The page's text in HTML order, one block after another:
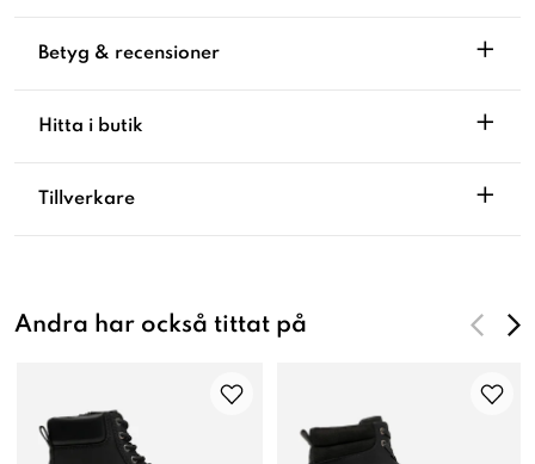
Betyg & recensioner +
Hitta i butik +
Tillverkare +
Andra har också tittat på